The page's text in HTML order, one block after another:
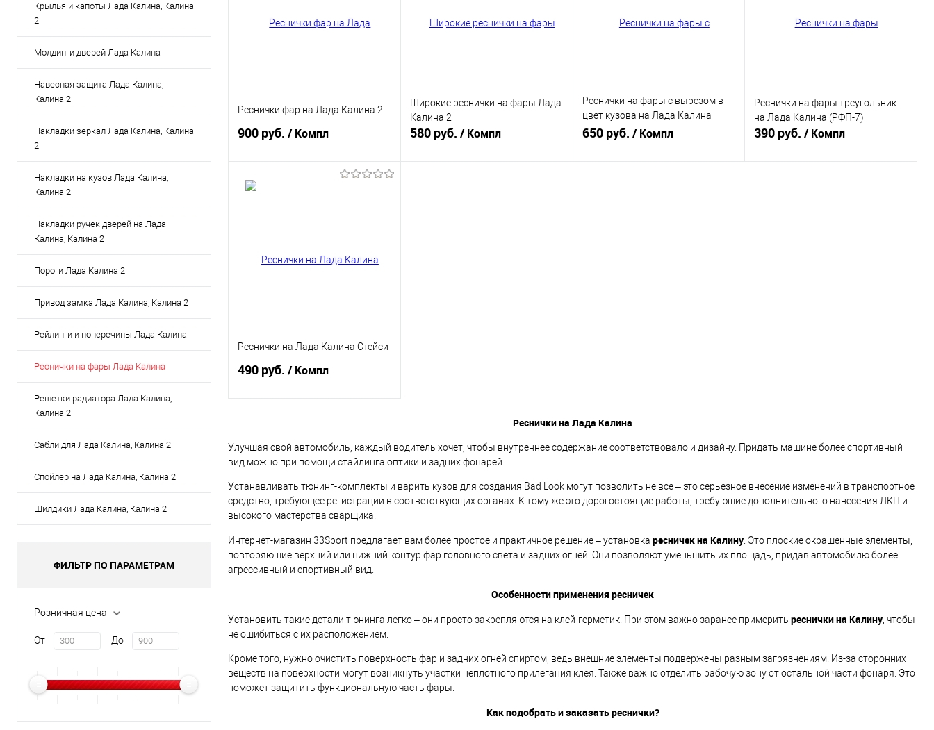
Крылья и капоты Лада Калина, Калина
2
Молдинги дверей Лада Калина
Навесная защита Лада Калина,
Калина 2
Накладки зеркал Лада Калина, Калина
2
Накладки на кузов Лада Калина,
Калина 2
Накладки ручек дверей на Лада
Калина, Калина 2
Пороги Лада Калина 2
Привод замка Лада Калина, Калина 2
Рейлинги и поперечины Лада Калина
Реснички на фары Лада Калина
Решетки радиатора Лада Калина,
Калина 2
Сабли для Лада Калина, Калина 2
Спойлер на Лада Калина, Калина 2
Шилдики Лада Калина, Калина 2
ФИЛЬТР ПО ПАРАМЕТРАМ
Розничная цена
От До
Реснички фар на Лада Калина 2
900 руб. / Компл
Широкие реснички на фары Лада
Калина 2
580 руб. / Компл
Реснички на фары с вырезом в
цвет кузова на Лада Калина
(РФК-2)
650 руб. / Компл
Реснички на фары треугольник
на Лада Калина (РФП-7)
390 руб./ Компл
Реснички на Лада Калина Стейси
490 руб. / Компл
Купить в 1 клик
К сравнению
Реснички на Лада Калина
Улучшая свой автомобиль, каждый водитель хочет, чтобы внутреннее содержание соответствовало и дизайну. Придать машине более спортивный
вид можно при помощи стайлинга оптики и задних фонарей.
Устанавливать тюнинг-комплекты и варить кузов для создания Bad Look могут позволить не все – это серьезное внесение изменений в транспортное
средство, требующее регистрации в соответствующих органах. К тому же это дорогостоящие работы, требующие дополнительного нанесения ЛКП и
высокого мастерства сварщика.
Интернет-магазин 33Sport предлагает вам более простое и практичное решение – установка ресничек на Калину. Это плоские окрашенные элементы,
повторяющие верхний или нижний контур фар головного света и задних огней. Они позволяют уменьшить их площадь, придав автомобилю более
агрессивный и спортивный вид.
Особенности применения ресничек
Установить такие детали тюнинга легко – они просто закрепляются на клей-герметик. При этом важно заранее примерить реснички на Калину, чтобы
не ошибиться с их расположением.
Кроме того, нужно очистить поверхность фар и задних огней спиртом, ведь внешние элементы подвержены разным загрязнениям. Из-за сторонних
веществ на поверхности могут возникнуть участки неплотного прилегания клея. Также важно отделить рабочую зону от остальной части фонаря. Это
поможет защитить функциональную часть фары.
Как подобрать и заказать реснички?